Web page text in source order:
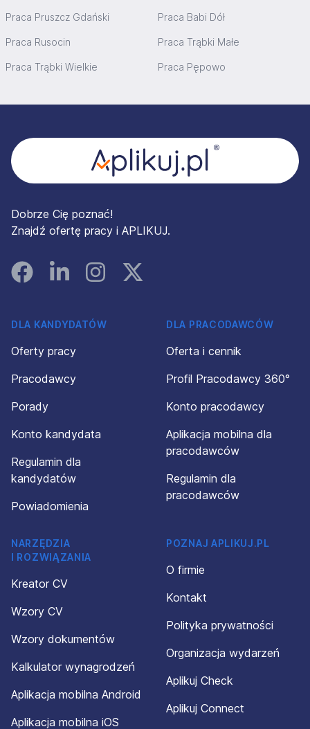
Praca Pruszcz Gdański Praca Babi Dół
Praca Rusocin Praca Trąbki Małe
Praca Trąbki Wielkie Praca Pępowo
Dobrze Cię poznać!
Znajdź ofertę pracy i APLIKUJ.
FacebookLinked InInstagramInstagram
DLA KANDYDATÓW
Oferty pracy
Pracodawcy
Porady
Konto kandydata
Regulamin dla
kandydatów
Powiadomienia
DLA PRACODAWCÓW
Oferta i cennik
Profil Pracodawcy 360°
Konto pracodawcy
Aplikacja mobilna dla
pracodawców
Regulamin dla
pracodawców
NARZĘDZIA
I ROZWIĄZANIA
Kreator CV
Wzory CV
Wzory dokumentów
Kalkulator wynagrodzeń
Aplikacja mobilna Android
Aplikacja mobilna iOS
POZNAJ APLIKUJ.PL
O firmie
Kontakt
Polityka prywatności
Organizacja wydarzeń
Aplikuj Check
Aplikuj Connect